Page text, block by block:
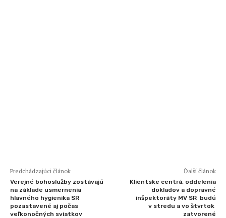
Predchádzajúci článok
Verejné bohoslužby zostávajú
na základe usmernenia
hlavného hygienika SR
pozastavené aj počas
veľkonočných sviatkov
Ďalší článok
Klientske centrá, oddelenia
dokladov a dopravné
inšpektoráty MV SR budú
v stredu a vo štvrtok
zatvorené